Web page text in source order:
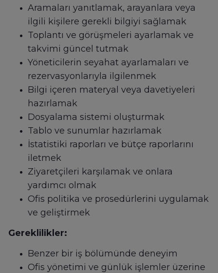
Aramaları yanıtlamak, arayanlara veya
ilgili kişilere gerekli bilgiyi sağlamak
Toplantı ve görüşmeleri ayarlamak ve
takvimi güncel tutmak
Yöneticilerin seyahat ayarlamaları ve
rezervasyonlarıyla ilgilenmek
Bilgi içeren materyal veya davetiyeleri
hazırlamak
Dosyalama sistemi oluşturmak
Tablo ve sunumlar hazırlamak
İstatistiki raporları ve bütçe raporlarını
iletmek
Ziyaretçileri karşılamak ve onlara
yardımcı olmak
Ofis politika ve prosedürlerini uygulamak
ve geliştirmek
Gereklilikler:
Benzer bir iş bölümünde deneyim
Ofis yönetimi ve günlük işlemler üzerine